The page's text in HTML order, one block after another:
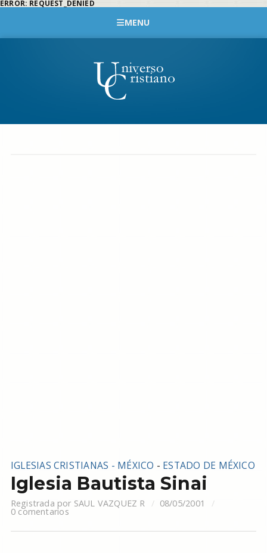
ERROR: REQUEST_DENIED
MENU
IGLESIAS CRISTIANAS - MÉXICO - ESTADO DE MÉXICO
Iglesia Bautista Sinai
Registrada por SAUL VAZQUEZ R 08/05/2001
0 comentarios